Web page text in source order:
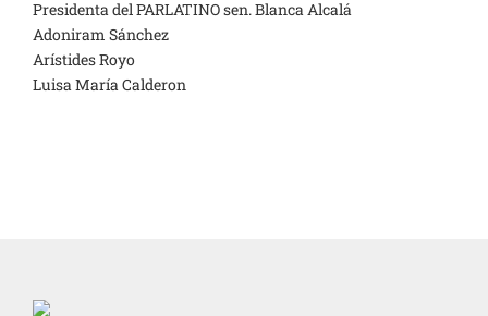
Presidenta del PARLATINO sen. Blanca Alcalá
Adoniram Sánchez
Arístides Royo
Luisa María Calderon